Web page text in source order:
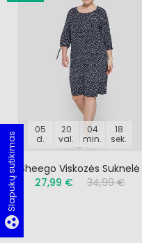
05
d.
20
val.
04
min.
17
sek.
Sheego Viskozės Suknelė
27,99 €
34,99 €
group_work
Slapukų sutikimas